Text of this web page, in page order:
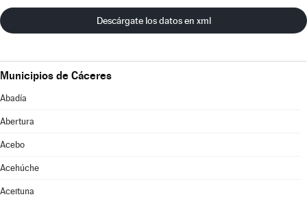
Descárgate los datos en xml
Municipios de Cáceres
Abadía
Abertura
Acebo
Acehúche
Aceituna